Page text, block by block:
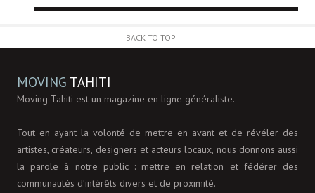
BACK TO TOP
MOVING TAHITI
Moving Tahiti est un magazine en ligne généraliste.
Tout en ayant la volonté de mettre en avant et de révéler des
artistes, créateurs, designers et acteurs locaux, nous donnons aussi
la parole à notre public : mettre en relation et fédérer des
communautés d’intérêts divers et de proximité.